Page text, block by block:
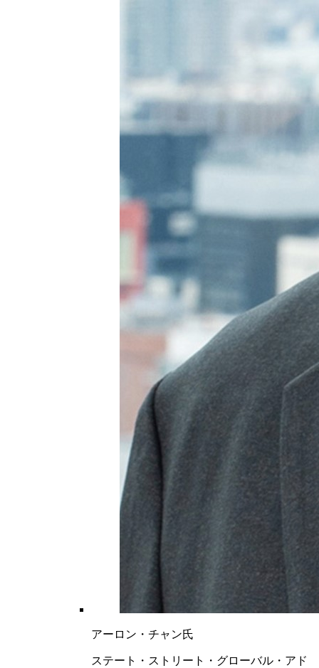
アーロン・チャン氏
ステート・ストリート・グローバル・アド